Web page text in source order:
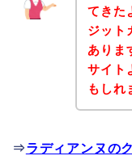
てきた
ジット
ありま
サイト
もしれ
⇒ラディアンヌの